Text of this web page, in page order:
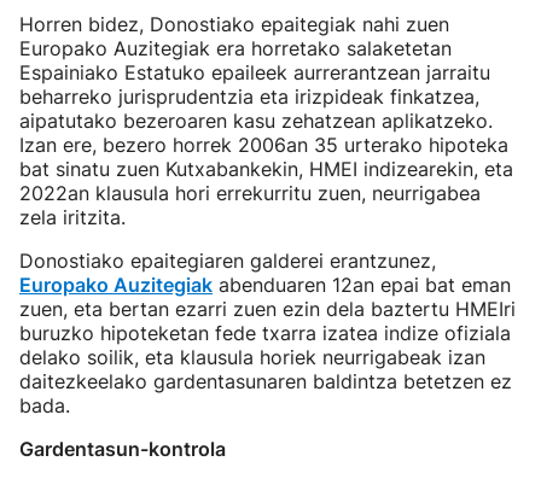
Horren bidez, Donostiako epaitegiak nahi zuen
Europako Auzitegiak era horretako salaketetan
Espainiako Estatuko epaileek aurrerantzean jarraitu
beharreko jurisprudentzia eta irizpideak finkatzea,
aipatutako bezeroaren kasu zehatzean aplikatzeko.
Izan ere, bezero horrek 2006an 35 urterako hipoteka
bat sinatu zuen Kutxabankekin, HMEI indizearekin, eta
2022an klausula hori errekurritu zuen, neurrigabea
zela iritzita.
Donostiako epaitegiaren galderei erantzunez,
Europako Auzitegiak abenduaren 12an epai bat eman
zuen, eta bertan ezarri zuen ezin dela baztertu HMEIri
buruzko hipoteketan fede txarra izatea indize ofiziala
delako soilik, eta klausula horiek neurrigabeak izan
daitezkeelako gardentasunaren baldintza betetzen ez
bada.
Gardentasun-kontrola